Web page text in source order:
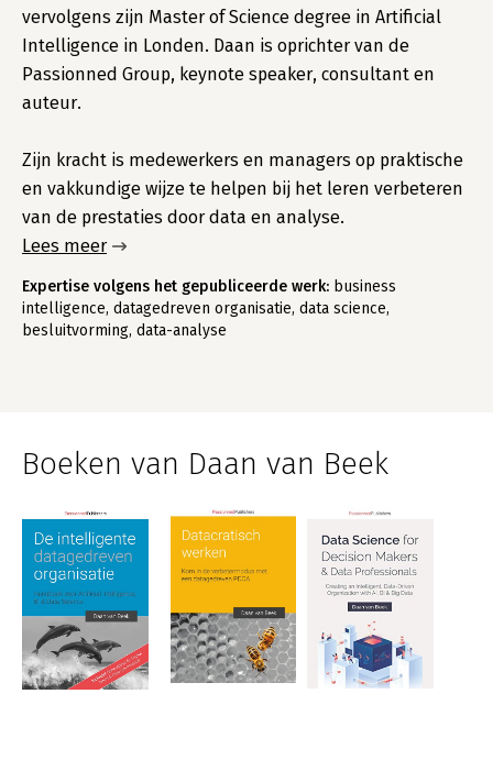
vervolgens zijn Master of Science degree in Artificial
Intelligence in Londen. Daan is oprichter van de
Passionned Group, keynote speaker, consultant en
auteur.
Zijn kracht is medewerkers en managers op praktische
en vakkundige wijze te helpen bij het leren verbeteren
van de prestaties door data en analyse.
Lees meer
Expertise volgens het gepubliceerde werk: business
intelligence, datagedreven organisatie, data science,
besluitvorming, data-analyse
Boeken van Daan van Beek